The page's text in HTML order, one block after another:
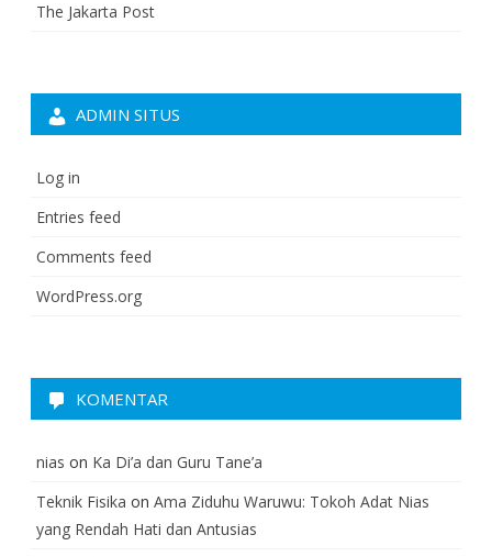
The Jakarta Post
ADMIN SITUS
Log in
Entries feed
Comments feed
WordPress.org
KOMENTAR
nias on Ka Di’a dan Guru Tane’a
Teknik Fisika on Ama Ziduhu Waruwu: Tokoh Adat Nias
yang Rendah Hati dan Antusias